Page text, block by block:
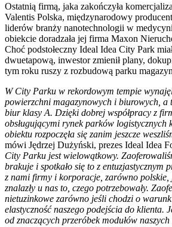
Ostatnią firmą, jaka zakończyła
Valentis Polska, międzynarodowy
liderów branży nanotechnologii w
obiekcie doradzała jej firma Maxon
Choć podstołeczny Ideal Idea City Park
dwuetapową, inwestor zmienił plany,
tym roku ruszy z rozbudową parku
W City Parku w rekordowym tempie
powierzchni magazynowych i biurowych, a
biur klasy A. Dzięki dobrej współpracy z
obsługującymi rynek parków logistycznych
obiektu rozpoczęła się zanim jeszcze
mówi Jędrzej Dużyński, prezes Ideal Idea
City Parku jest wielowątkowy.
brakuje i spotkało się to z entuzjastycznym
z nami firmy i korporacje, zarówno polskie,
znalazły u nas to, czego potrzebowały.
nietuzinkowe zarówno jeśli chodzi o
elastyczność naszego podejścia do klienta.
od znaczących przeróbek modułów